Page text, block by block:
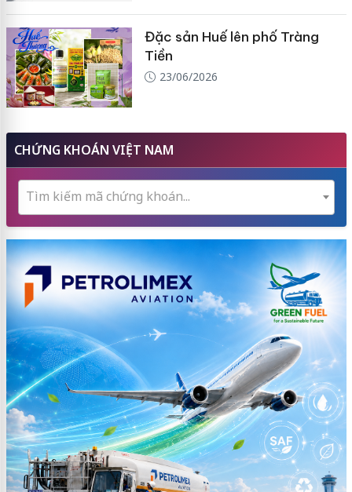
Đặc sản Huế lên phố Tràng
Tiền
23/06/2026
CHỨNG KHOÁN VIỆT NAM
Tìm kiếm mã chứng khoán...